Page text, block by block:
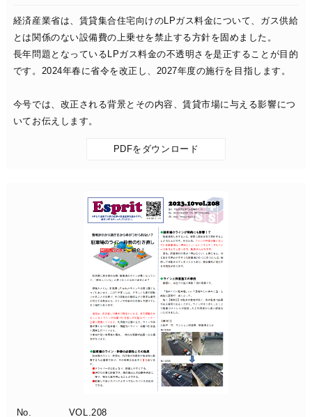
経済産業省は、賃貸集合住宅向けのLPガス料金について、ガス供給
とは関係のない設備費の上乗せを禁止する方針を固めました。
長年問題となっているLPガス料金の不透明さを是正することが目的
です。2024年春に省令を改正し、2027年度の施行を目指します。
今号では、改正される背景とその内容、賃貸市場に与える影響につ
いてお伝えします。
PDFをダウンロード
No. VOL.208